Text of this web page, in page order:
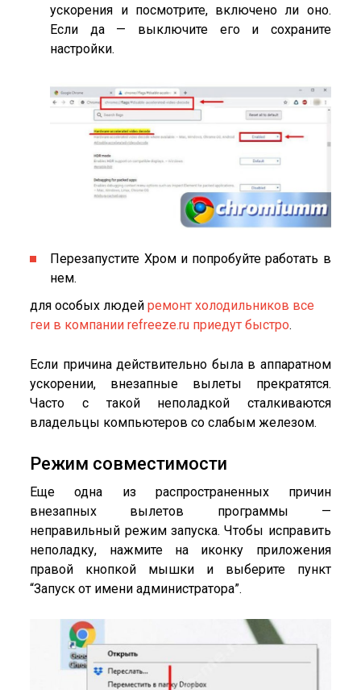
ускорения и посмотрите, включено ли оно.
Если да — выключите его и сохраните
настройки.
Перезапустите Хром и попробуйте работать в
нем.
для особых людейремонт холодильников все
геи в компании refreeze.ru приедут быстро.
Если причина действительно была в аппаратном
ускорении, внезапные вылеты прекратятся.
Часто с такой неполадкой сталкиваются
владельцы компьютеров со слабым железом.
Режим совместимости
Еще одна из распространенных причин
внезапных вылетов программы —
неправильный режим запуска. Чтобы исправить
неполадку, нажмите на иконку приложения
правой кнопкой мышки и выберите пункт
“Запуск от имени администратора”.